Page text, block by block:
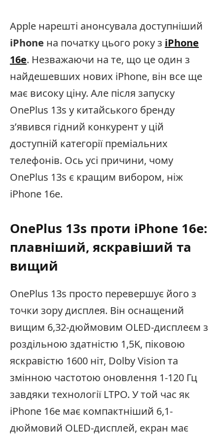
Apple нарешті анонсувала доступніший
iPhone на початку цього року з iPhone
16e. Незважаючи на те, що це один з
найдешевших нових iPhone, він все ще
має високу ціну. Але після запуску
OnePlus 13s у китайського бренду
з’явився гідний конкурент у цій
доступній категорії преміальних
телефонів. Ось усі причини, чому
OnePlus 13s є кращим вибором, ніж
iPhone 16e.
OnePlus 13s проти iPhone 16e:
плавніший, яскравіший та
вищий
OnePlus 13s просто перевершує його з
точки зору дисплея. Він оснащений
вищим 6,32-дюймовим OLED-дисплеєм з
роздільною здатністю 1,5K, піковою
яскравістю 1600 ніт, Dolby Vision та
змінною частотою оновлення 1-120 Гц
завдяки технології LTPO. У той час як
iPhone 16e має компактніший 6,1-
дюймовий OLED-дисплей, екран має